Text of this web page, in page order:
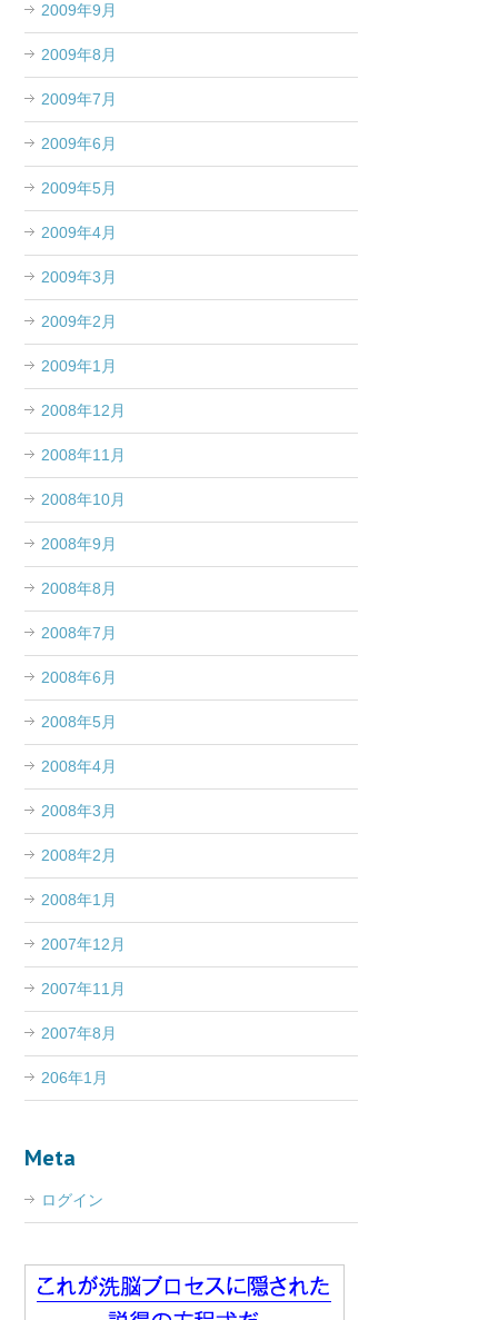
2009年9月
2009年8月
2009年7月
2009年6月
2009年5月
2009年4月
2009年3月
2009年2月
2009年1月
2008年12月
2008年11月
2008年10月
2008年9月
2008年8月
2008年7月
2008年6月
2008年5月
2008年4月
2008年3月
2008年2月
2008年1月
2007年12月
2007年11月
2007年8月
206年1月
Meta
ログイン